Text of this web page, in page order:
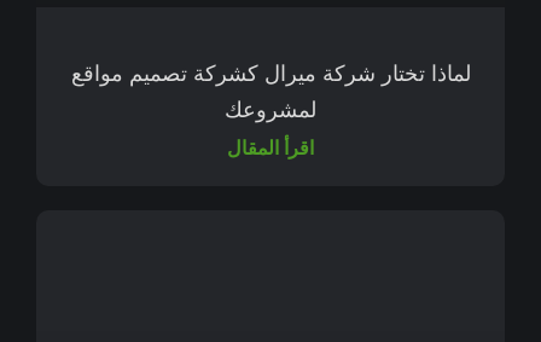
لماذا تختار شركة ميرال كشركة تصميم مواقع
لمشروعك
اقرأ المقال